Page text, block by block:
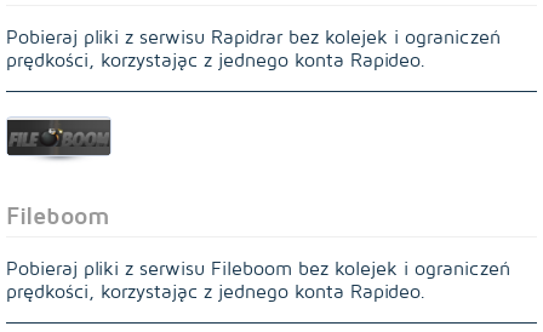
Pobieraj pliki z serwisu Rapidrar bez kolejek i ograniczeń
prędkości, korzystając z jednego konta Rapideo.
Fileboom
Pobieraj pliki z serwisu Fileboom bez kolejek i ograniczeń
prędkości, korzystając z jednego konta Rapideo.